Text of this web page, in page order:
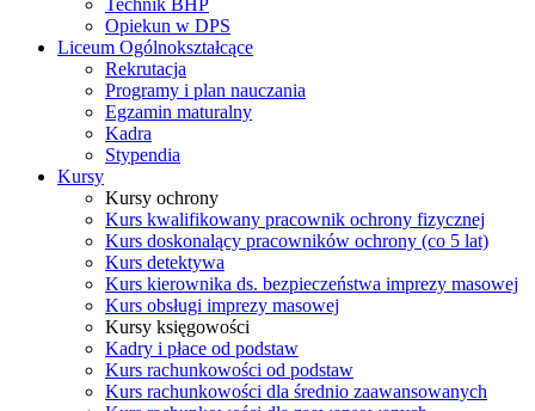
Technik BHP
Opiekun w DPS
Liceum Ogólnokształcące
Rekrutacja
Programy i plan nauczania
Egzamin maturalny
Kadra
Stypendia
Kursy
Kursy ochrony
Kurs kwalifikowany pracownik ochrony fizycznej
Kurs doskonalący pracowników ochrony (co 5 lat)
Kurs detektywa
Kurs kierownika ds. bezpieczeństwa imprezy masowej
Kurs obsługi imprezy masowej
Kursy księgowości
Kadry i płace od podstaw
Kurs rachunkowości od podstaw
Kurs rachunkowości dla średnio zaawansowanych